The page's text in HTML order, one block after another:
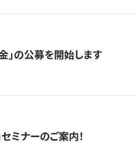
」の公募を開始します
ミナーのご案内！